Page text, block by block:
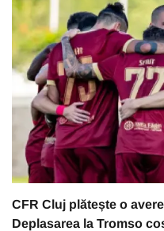
CFR Cluj plătește o
Deplasarea la Tromso